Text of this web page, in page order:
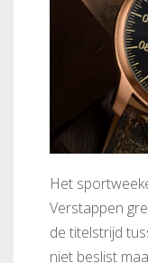
Het
Verstappen
de titelstrijd
niet beslist